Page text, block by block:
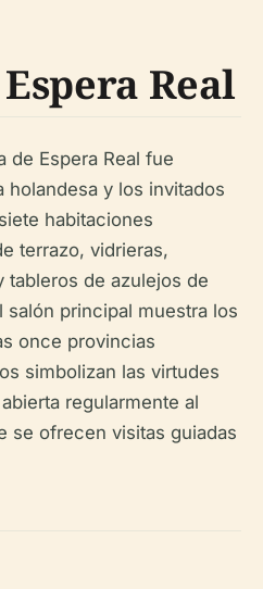
Real
de Espera Real fue
holandesa y los invitados
habitaciones
terrazo, vidrieras,
tableros de azulejos de
salón principal muestra los
once provincias
simbolizan las virtudes
regularmente al
se ofrecen visitas guiadas